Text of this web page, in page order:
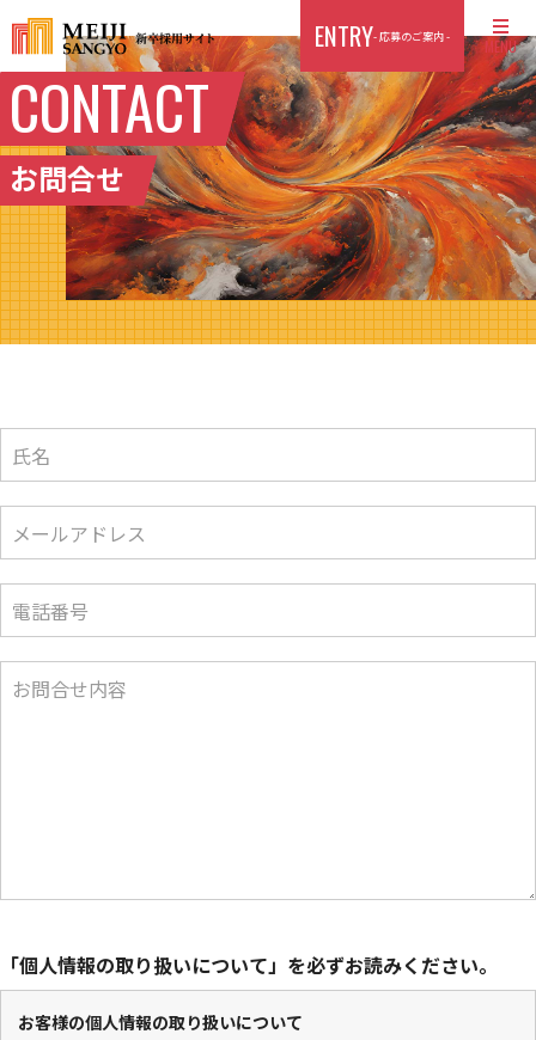
ENTRY- 応募のご案内 - MENU
TOP
ABOUT US
CULTURE
FIELD
AI MOVIE
個人情報の取り扱いについて
サイトのご利用について
CONTACT
お問合せ
氏名
メールアドレス
電話番号
お問合せ内容
「個人情報の取り扱いについて」を必ずお読みください。
お客様の個人情報の取り扱いについて